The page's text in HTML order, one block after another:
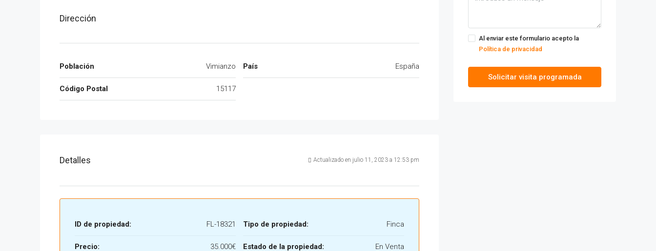
Dirección
Población Vimianzo
Código Postal 15117
País España
Detalles Actualizado en julio 11, 2023 a 12:53 pm
ID de propiedad: FL-18321
Precio: 35.000€
Tipo de propiedad: Finca
Estado de la propiedad: En Venta
Al enviar este formulario acepto la
Política de privacidad
Solicitar visita programada